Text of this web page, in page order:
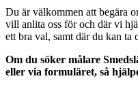
Du är välkommen att begära
vill anlita oss för och där vi
ett bra val, samt där du kan ta
Om du söker målare
eller via formuläret, så